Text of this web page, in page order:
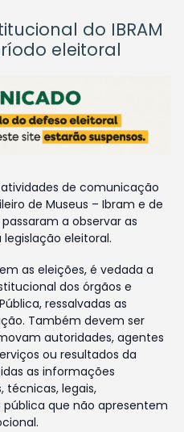
do IBRAM
eleitoral
de comunicação
de Museus – Ibram e de
a observar as
eleitoral.
as eleições, é vedada a
dos órgãos e
ressalvadas as
Também devem ser
autoridades, agentes
ou resultados da
as informações
legais,
que não apresentem